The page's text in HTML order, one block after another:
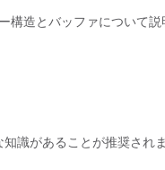
造とバッファについて
識があることが推奨されま